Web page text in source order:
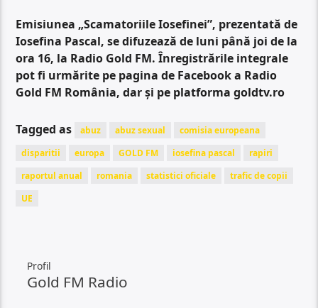
Emisiunea „Scamatoriile Iosefinei”, prezentată de
Iosefina Pascal, se difuzează de luni până joi de la
ora 16, la Radio Gold FM. Înregistrările integrale
pot fi urmărite pe pagina de Facebook a Radio
Gold FM România, dar și pe platforma goldtv.ro
Tagged as abuz abuz sexual
comisia europeana
disparitii
europa GOLD FM iosefina pascal
rapiri
raportul anual
romania statistici oficiale
trafic de copii
UE
Profil
Gold FM Radio